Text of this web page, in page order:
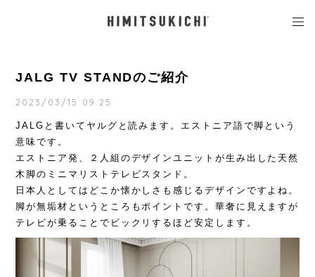
JALG TV STANDのご紹介
2023/03/15 09:25
JALGと書いてヤルグと読みます。エストニア語で脚という
意味です。
エストニア発、２人組のデザインユニットが生み出した天然
木脚のミニマリストテレビスタンド。
日本人としてはどこか懐かしさも感じるデザインですよね。
脚が無垢材というところもポイントです。華奢に見えますが
テレビが乗ることでビックリするほど安定します。